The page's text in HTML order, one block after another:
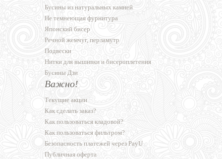
Бусины из натуральных камней
Не темнеющая фурнитура
Японский бисер
Речной жемчуг, перламутр
Подвески
Нитки для вышивки и бисероплетения
Бусины Дзи
Важно!
Текущие акции
Как сделать заказ?
Как пользоваться кладовой?
Как пользоваться фильтром?
Безопасность платежей через PayU
Публичная оферта